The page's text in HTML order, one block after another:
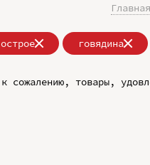
Главная
острое говядина
к сожалению, товары,